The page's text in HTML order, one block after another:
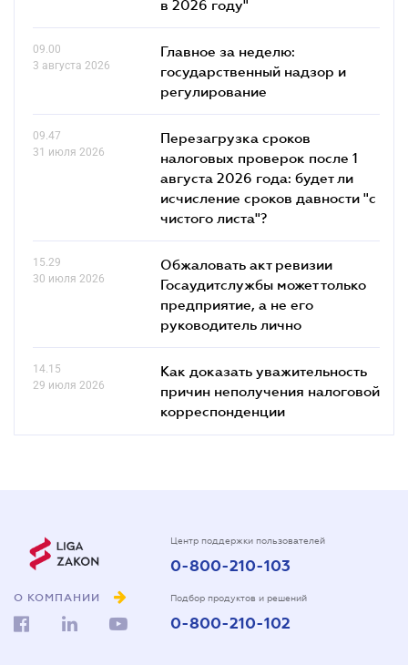
в 2026 году"
09.00
3 августа 2026
Главное за неделю:
государственный надзор и
регулирование
09.47
31 июля 2026
Перезагрузка сроков
налоговых проверок после 1
августа 2026 года: будет ли
исчисление сроков давности "с
чистого листа"?
15.29
30 июля 2026
Обжаловать акт ревизии
Госаудитслужбы может только
предприятие, а не его
руководитель лично
14.15
29 июля 2026
Как доказать уважительность
причин неполучения налоговой
корреспонденции
О КОМПАНИИ
Центр поддержки пользователей
0-800-210-103
Подбор продуктов и решений
0-800-210-102